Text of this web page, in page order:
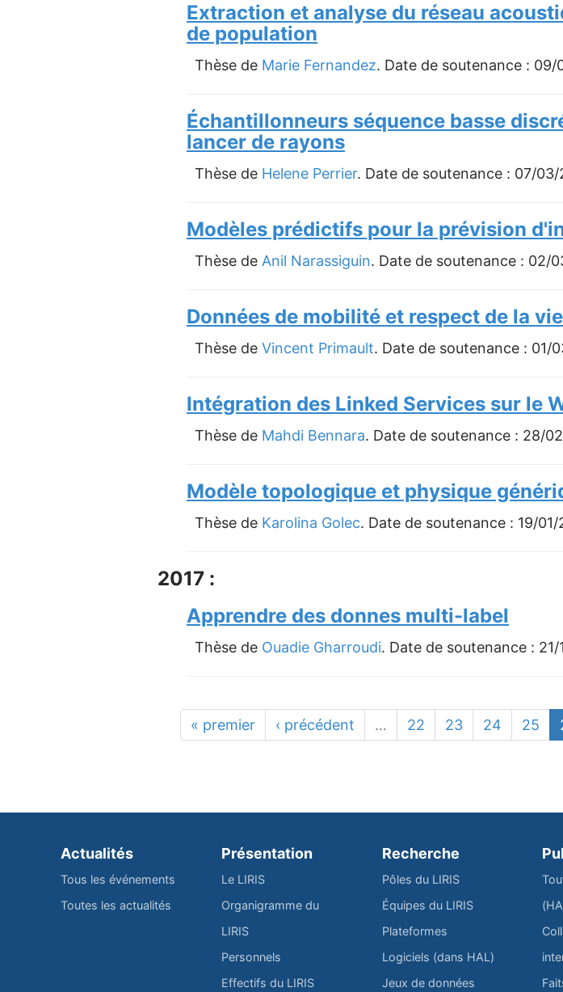
Extraction et analyse du réseau
de population
Thèse de Marie Fernandez. Date de soutenance : 09/
Échantillonneurs séquence basse
lancer de rayons
Thèse de Helene Perrier. Date de soutenance : 07/03/
Modèles prédictifs pour la prévision
Thèse de Anil Narassiguin. Date de soutenance : 02/
Données de mobilité et respect de la
Thèse de Vincent Primault. Date de soutenance : 01/
Intégration des Linked Services sur le
Thèse de Mahdi Bennara. Date de soutenance : 28/
Modèle topologique et physique
Thèse de Karolina Golec. Date de soutenance : 19/01/
2017 :
Apprendre des donnes multi-label
Thèse de Ouadie Gharroudi. Date de soutenance : 21/
« premier ‹ précédent … 22 23 24 25
Actualités
Tous les événements
Toutes les actualités
Présentation
Le LIRIS
Organigramme du
LIRIS
Personnels
Effectifs du LIRIS
Recherche
Pôles du LIRIS
Équipes du LIRIS
Plateformes
Logiciels (dans HAL)
Jeux de données